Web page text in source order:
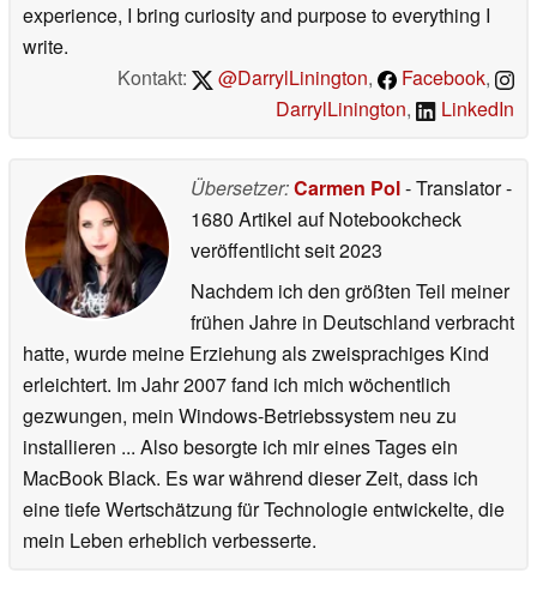
experience, I bring curiosity and purpose to everything I
write.
Kontakt:
@DarrylLinington, Facebook,
DarrylLinington, LinkedIn
Übersetzer:Carmen Pol- Translator-
1680 Artikel auf Notebookcheck
veröffentlichtseit 2023
Nachdem ich den größten Teil meiner
frühen Jahre in Deutschland verbracht
hatte, wurde meine Erziehung als zweisprachiges Kind
erleichtert. Im Jahr 2007 fand ich mich wöchentlich
gezwungen, mein Windows-Betriebssystem neu zu
installieren ... Also besorgte ich mir eines Tages ein
MacBook Black. Es war während dieser Zeit, dass ich
eine tiefe Wertschätzung für Technologie entwickelte, die
mein Leben erheblich verbesserte.